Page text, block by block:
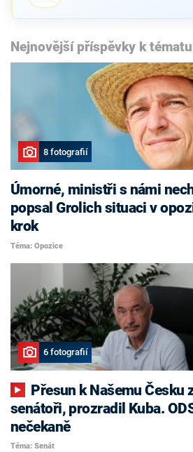
Nejnovější příspěvky k tématu
8 fotografií
Úmorné, ministři s námi
popsal Grolich situaci v
krok
Téma: Opozice
6 fotografií
senátoři, prozradil Kuba.
nečekaně
Téma: Senát